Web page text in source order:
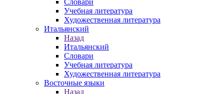
Словари
Учебная литература
Художественная литература
Итальянский
Назад
Итальянский
Словари
Учебная литература
Художественная литература
Восточные языки
Назад